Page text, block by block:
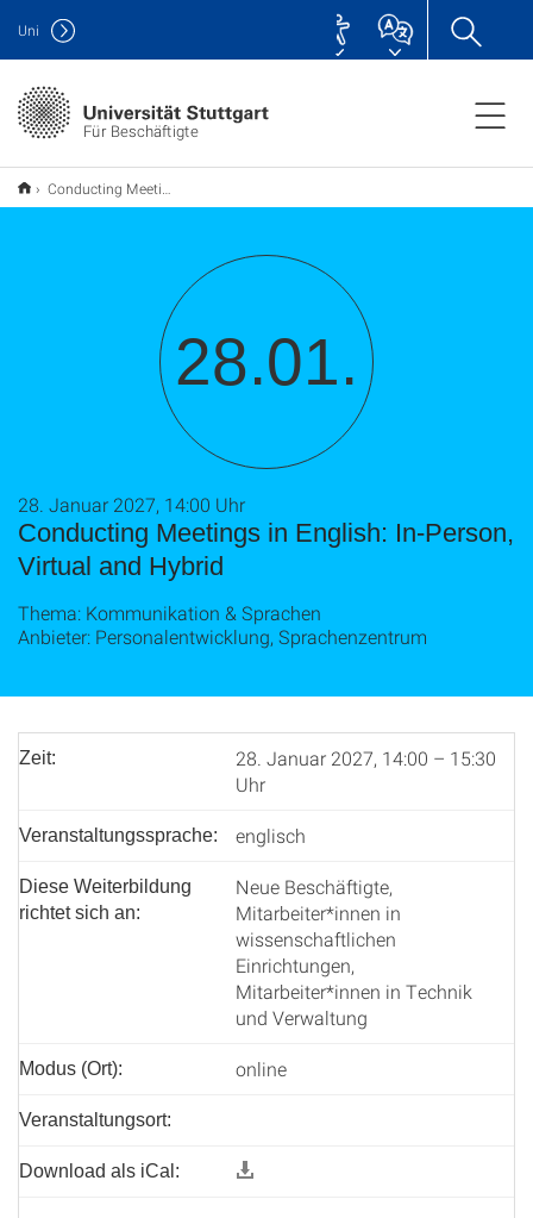
Für Beschäftigte
Uni
Conducting Meetings in English: In-Person, Virtual and Hybrid
28.01.
Conducting Meetings in English: In-Person,
Virtual and Hybrid
28. Januar 2027, 14:00 Uhr
Thema: Kommunikation & Sprachen
Anbieter: Personalentwicklung, Sprachenzentrum
Zeit:
28. Januar 2027, 14:00 – 15:30
Uhr
Veranstaltungssprache: englisch
Diese Weiterbildung
richtet sich an:
Neue Beschäftigte,
Mitarbeiter*innen in
wissenschaftlichen
Einrichtungen,
Mitarbeiter*innen in Technik
und Verwaltung
Modus (Ort): online
Veranstaltungsort:
Download als iCal: